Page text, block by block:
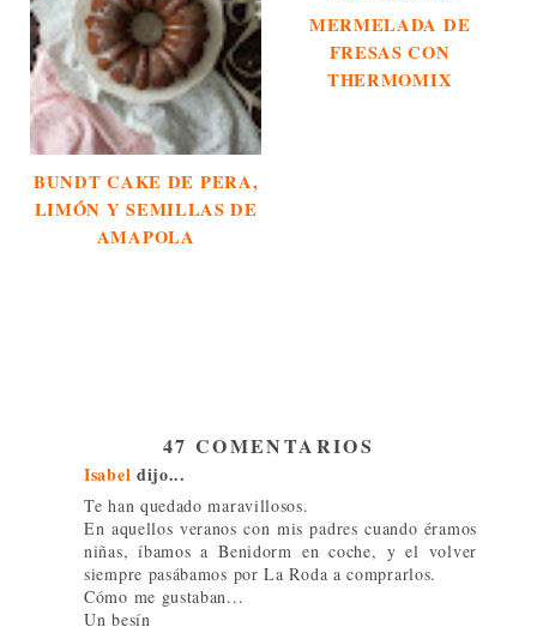
BUNDT CAKE DE PERA,
LIMÓN Y SEMILLAS DE
AMAPOLA
MERMELADA DE
FRESAS CON
THERMOMIX
47 COMENTARIOS
Isabel dijo...
Te han quedado maravillosos.
En aquellos veranos con mis padres cuando éramos
niñas, íbamos a Benidorm en coche, y el volver
siempre pasábamos por La Roda a comprarlos.
Cómo me gustaban...
Un besín